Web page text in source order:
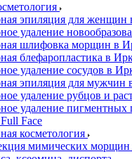
эпиляция для женщин
удаление
шлифовка морщин в
блефаропластика в
удаление сосудов в
эпиляция для мужчин
удаление рубцов и
удаление пигментных
Face
косметология
мимических